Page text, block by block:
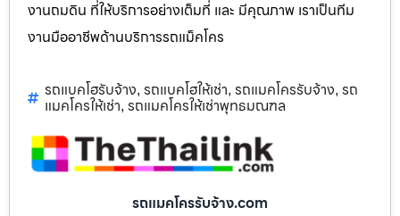
งานถมดิน ที่ให้บริการอย่างเต็มที่ และ มีคุณภาพ เราเป็นทีม
งานมืออาชีพด้านบริการรถแม็คโคร
รถแบคโฮรับจ้าง, รถแบคโฮให้เช่า, รถแมคโครรับจ้าง, รถ
แมคโครให้เช่า, รถแมคโครให้เช่าพุทธมณฑล
รถแมคโครรับจ้าง.com